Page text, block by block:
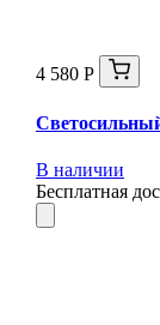
4 580 Р
В наличии
Бесплатная